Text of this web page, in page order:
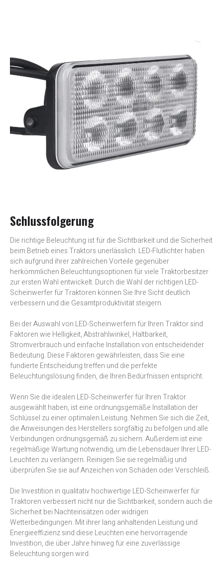
Schlussfolgerung
Die richtige Beleuchtung ist für die Sichtbarkeit und die Sicherheit
beim Betrieb eines Traktors unerlässlich. LED-Flutlichter haben
sich aufgrund ihrer zahlreichen Vorteile gegenüber
herkömmlichen Beleuchtungsoptionen für viele Traktorbesitzer
zur ersten Wahl entwickelt. Durch die Wahl der richtigen LED-
Scheinwerfer für Traktoren können Sie Ihre Sicht deutlich
verbessern und die Gesamtproduktivität steigern.
Bei der Auswahl von LED-Scheinwerfern für Ihren Traktor sind
Faktoren wie Helligkeit, Abstrahlwinkel, Haltbarkeit,
Stromverbrauch und einfache Installation von entscheidender
Bedeutung. Diese Faktoren gewährleisten, dass Sie eine
fundierte Entscheidung treffen und die perfekte
Beleuchtungslösung finden, die Ihren Bedürfnissen entspricht.
Wenn Sie die idealen LED-Scheinwerfer für Ihren Traktor
ausgewählt haben, ist eine ordnungsgemäße Installation der
Schlüssel zu einer optimalen Leistung. Nehmen Sie sich die Zeit,
die Anweisungen des Herstellers sorgfältig zu befolgen und alle
Verbindungen ordnungsgemäß zu sichern. Außerdem ist eine
regelmäßige Wartung notwendig, um die Lebensdauer Ihrer LED-
Leuchten zu verlängern. Reinigen Sie sie regelmäßig und
überprüfen Sie sie auf Anzeichen von Schäden oder Verschleiß.
Die Investition in qualitativ hochwertige LED-Scheinwerfer für
Traktoren verbessert nicht nur die Sichtbarkeit, sondern auch die
Sicherheit bei Nachteinsätzen oder widrigen
Wetterbedingungen. Mit ihrer lang anhaltenden Leistung und
Energieeffizienz sind diese Leuchten eine hervorragende
Investition, die über Jahre hinweg für eine zuverlässige
Beleuchtung sorgen wird.